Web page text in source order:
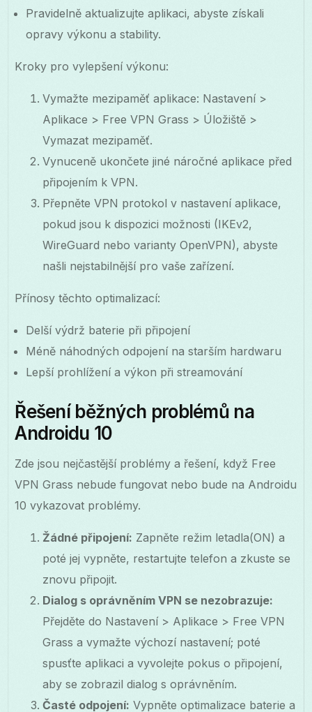
Pravidelně aktualizujte aplikaci, abyste získali
opravy výkonu a stability.
Kroky pro vylepšení výkonu:
Vymažte mezipaměť aplikace: Nastavení >
Aplikace > Free VPN Grass > Úložiště >
Vymazat mezipaměť.
Vynuceně ukončete jiné náročné aplikace před
připojením k VPN.
Přepněte VPN protokol v nastavení aplikace,
pokud jsou k dispozici možnosti (IKEv2,
WireGuard nebo varianty OpenVPN), abyste
našli nejstabilnější pro vaše zařízení.
Přínosy těchto optimalizací:
Delší výdrž baterie při připojení
Méně náhodných odpojení na starším hardwaru
Lepší prohlížení a výkon při streamování
Řešení běžných problémů na
Androidu 10
Zde jsou nejčastější problémy a řešení, když Free
VPN Grass nebude fungovat nebo bude na Androidu
10 vykazovat problémy.
Žádné připojení: Zapněte režim letadla(ON) a
poté jej vypněte, restartujte telefon a zkuste se
znovu připojit.
Dialog s oprávněním VPN se nezobrazuje:
Přejděte do Nastavení > Aplikace > Free VPN
Grass a vymažte výchozí nastavení; poté
spusťte aplikaci a vyvolejte pokus o připojení,
aby se zobrazil dialog s oprávněním.
Časté odpojení: Vypněte optimalizace baterie a